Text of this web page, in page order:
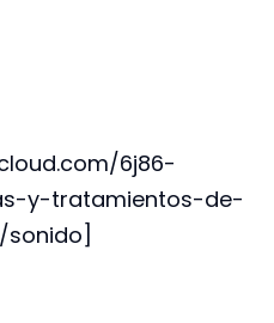
6j86-
y-tratamientos-de-